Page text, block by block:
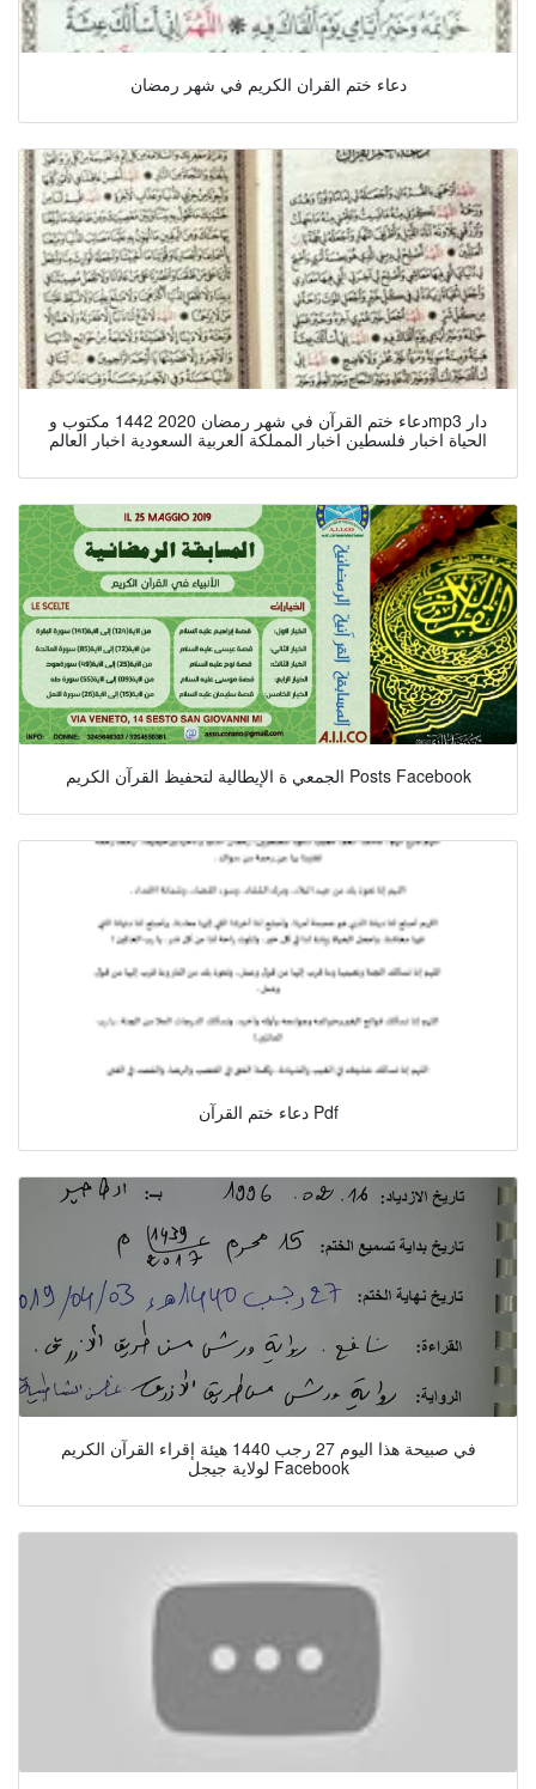
دعاء ختم القران الكريم في شهر رمضان
دعاء ختم القرآن في شهر رمضان 2020 1442 مكتوب وmp3 دار
الحياة اخبار فلسطين اخبار المملكة العربية السعودية اخبار العالم
الجمعي ة الإيطالية لتحفيظ القرآن الكريم Posts Facebook
دعاء ختم القرآن Pdf
في صبيحة هذا اليوم 27 رجب 1440 هيئة إقراء القرآن الكريم
لولاية جيجل Facebook